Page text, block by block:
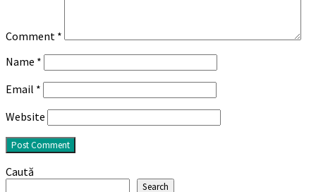
Comment *
Name *
Email *
Website
Caută
Search